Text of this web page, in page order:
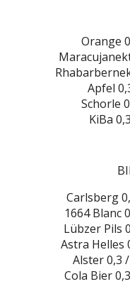
Orange
Apfel
Schorle
KiBa
Carlsberg
1664 Blanc
Lübzer Pils
Astra Helles
Alster 0,3
Cola Bier